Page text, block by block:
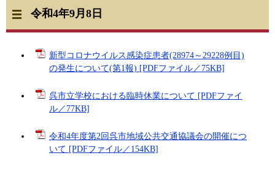
令和4年9月8日
新型コロナウイルス感染症患者(28974～29228例目)
の発生について(第1報) [PDFファイル／75KB]
呉市立学校における臨時休業について [PDFファイ
ル／77KB]
令和4年度第2回呉市地域公共交通協議会の開催につ
いて [PDFファイル／154KB]